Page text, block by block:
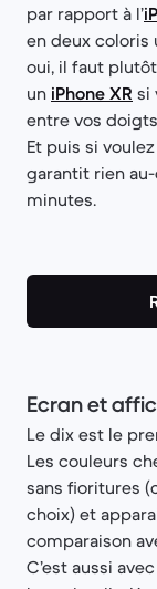
par rapport à l’
en deux coloris
oui, il faut
un iPhone XR si
entre vos
Et puis si
garantit rien
minutes.
Ecran et
Le dix est le
Les couleurs
sans fioritures
choix) et
comparaison
C’est aussi